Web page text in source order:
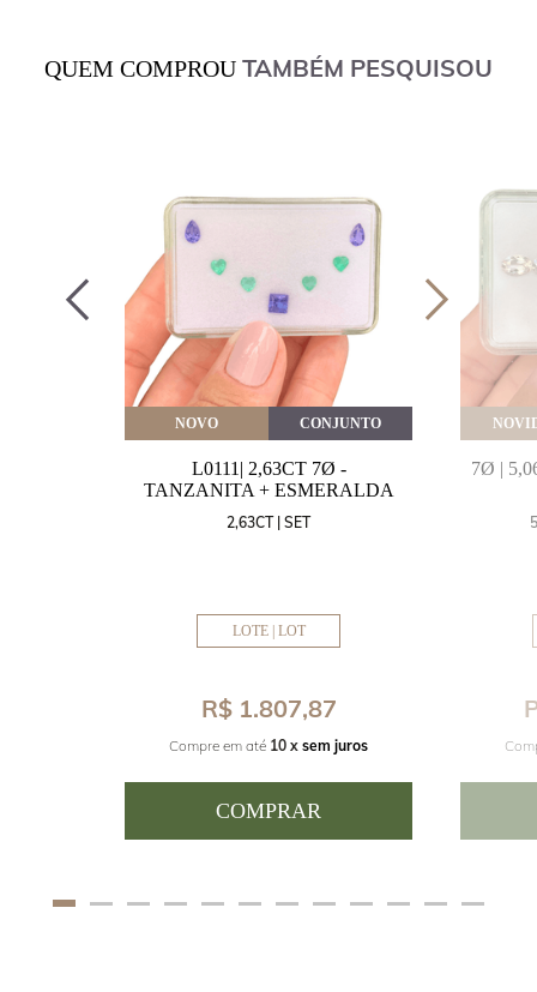
QUEM COMPROU TAMBÉM PESQUISOU
NOVO CONJUNTO
L0111| 2,63CT 7Ø -
TANZANITA + ESMERALDA
2,63CT | SET
LOTE | LOT
R$ 1.807,87
Compre em até 10 x sem juros
COMPRAR
7Ø |